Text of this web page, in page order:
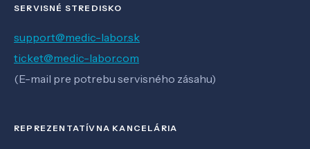
SERVISNÉ STREDISKO
support@medic-labor.sk
ticket@medic-labor.com
(E-mail pre potrebu servisného zásahu)
REPREZENTATÍVNA KANCELÁRIA